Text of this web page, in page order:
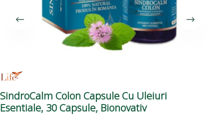
SindroCalm Colon Capsule Cu Uleiuri
Esentiale, 30 Capsule, Bionovativ